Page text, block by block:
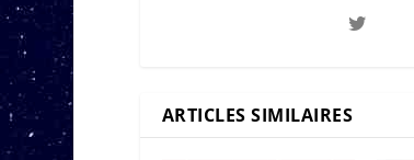
ARTICLES SIMILAIRES